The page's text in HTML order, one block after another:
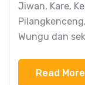
Jiwan, Kare,
Wungu dan
Read More